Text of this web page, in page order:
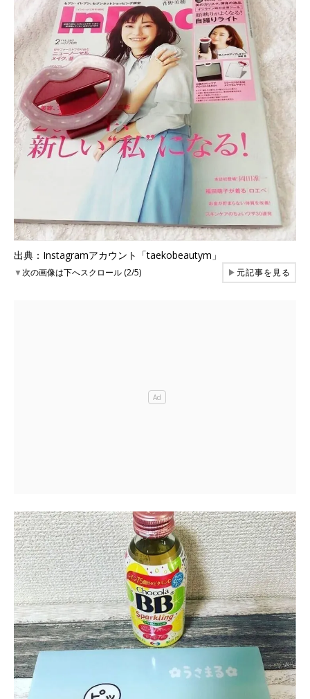
出典：Instagramアカウント「taekobeautym」
▼次の画像は下へスクロール (2/5) ▶元記事を見る